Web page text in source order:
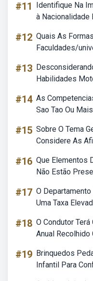
#11
Identifique Na
à Nacionalidade
#12 Quais As
Faculdades/
#13
Habilidades
#14 As
Sao Tao Ou
#15 Sobre O Tema
Considere As
#16 Que Elementos
Não Estão
#17 O
Uma Taxa
#18 O Condutor
Anual Recolhido
#19 Brinquedos
Infantil Para